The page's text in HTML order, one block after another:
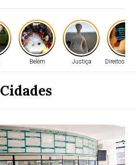
Belém Justiça Direitos
Cidades